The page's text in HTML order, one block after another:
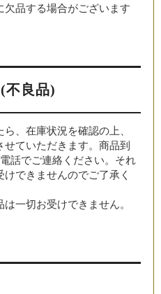
品する場合がございます
不良品)
、在庫状況を確認の上、
ていただきます。商品到
話でご連絡ください。それ
できませんのでご了承く
一切お受けできません。